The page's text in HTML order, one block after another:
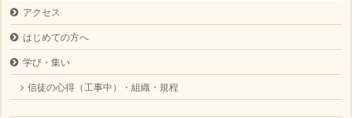
アクセス
はじめての方へ
学び・集い
信徒の心得（工事中）・組織・規程